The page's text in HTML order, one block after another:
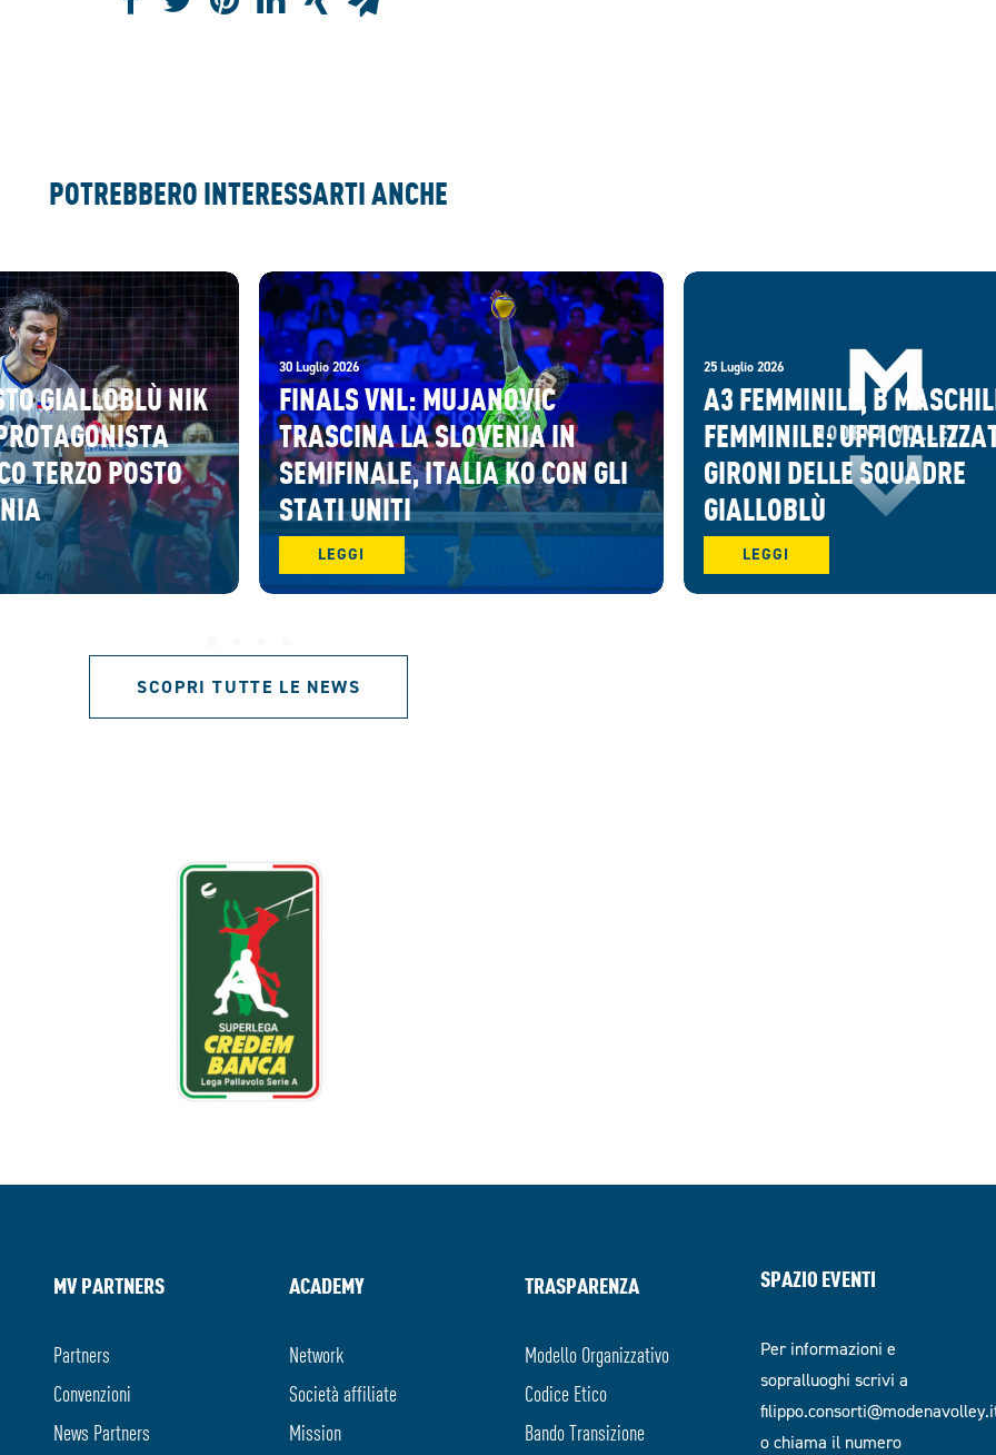
POTREBBERO INTERESSARTI ANCHE
GIALLOBLÙ NIK
TERZO POSTO
30 Luglio 2026
FINALS VNL: MUJANOVIC
TRASCINA LA SLOVENIA IN
SEMIFINALE, ITALIA KO CON GLI
STATI UNITI
LEGGI
25 Luglio 2026
A3 FEMMINILE, B
FEMMINILE:
GIRONI DELLE SQUADRE
GIALLOBLÙ
LEGGI
SCOPRI TUTTE LE NEWS
MV PARTNERS
Partners
Convenzioni
News Partners
ACADEMY
Network
Società affiliate
Mission
TRASPARENZA
Modello Organizzativo
Codice Etico
Bando Transizione
SPAZIO EVENTI
Per informazioni e
sopralluoghi scrivi a
o chiama il numero